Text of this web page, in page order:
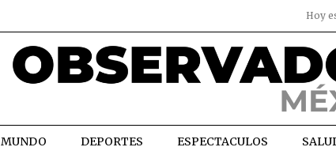
Hoy
MUNDO DEPORTES ESPECTACULOS